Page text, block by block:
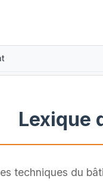
Lexique
techniques du